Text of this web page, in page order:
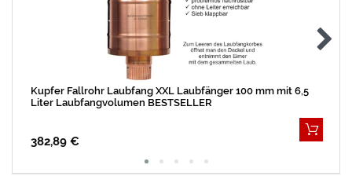
Kupfer Fallrohr Laubfang XXL Laubfänger 100 mm mit 6,5
Liter Laubfangvolumen BESTSELLER
382,89 €